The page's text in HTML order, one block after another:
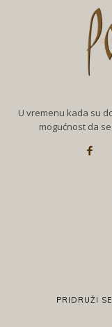
U vremenu kada su
mogućnost da
PRIDRUŽI